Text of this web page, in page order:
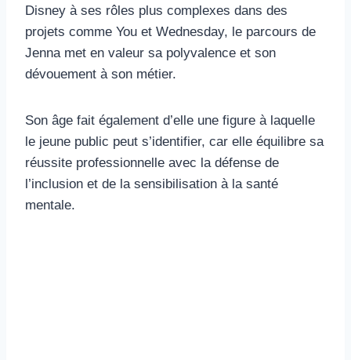
Disney à ses rôles plus complexes dans des
projets comme You et Wednesday, le parcours de
Jenna met en valeur sa polyvalence et son
dévouement à son métier.
Son âge fait également d’elle une figure à laquelle
le jeune public peut s’identifier, car elle équilibre sa
réussite professionnelle avec la défense de
l’inclusion et de la sensibilisation à la santé
mentale.